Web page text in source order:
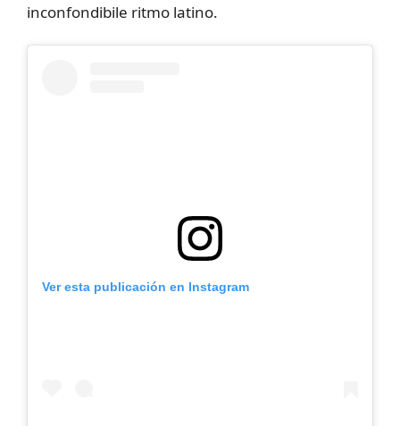
inconfondibile ritmo latino.
Ver esta publicación en Instagram